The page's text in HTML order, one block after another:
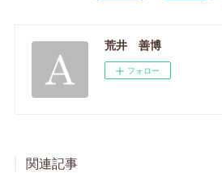
荒井 善博
フォロー
関連記事